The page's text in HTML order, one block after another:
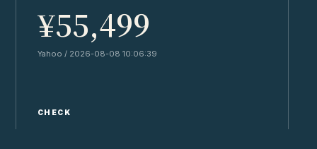
¥55,499
Yahoo / 2026-08-08 10:06:39
CHECK